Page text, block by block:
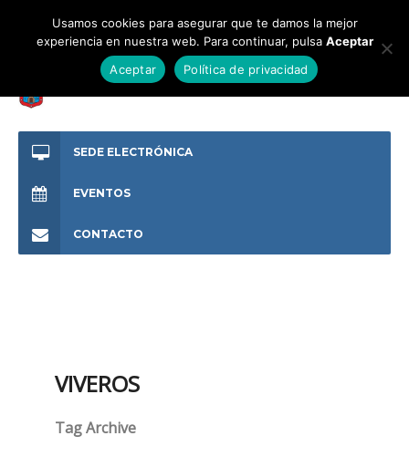
SEDE ELECTRÓNICA
EVENTOS
CONTACTO
VIVEROS
Tag Archive
Usamos cookies para asegurar que te damos la mejor
experiencia en nuestra web. Para continuar, pulsa Aceptar
Aceptar
Política de privacidad